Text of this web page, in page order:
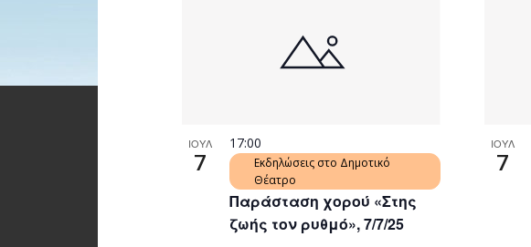
ΙΟΥΛ
7
Παράσταση χορού «Στης
ζωής τον ρυθμό», 7/7/25
17:00
Εκδηλώσεις στο Δημοτικό
Θέατρο
ΙΟΥΛ
7